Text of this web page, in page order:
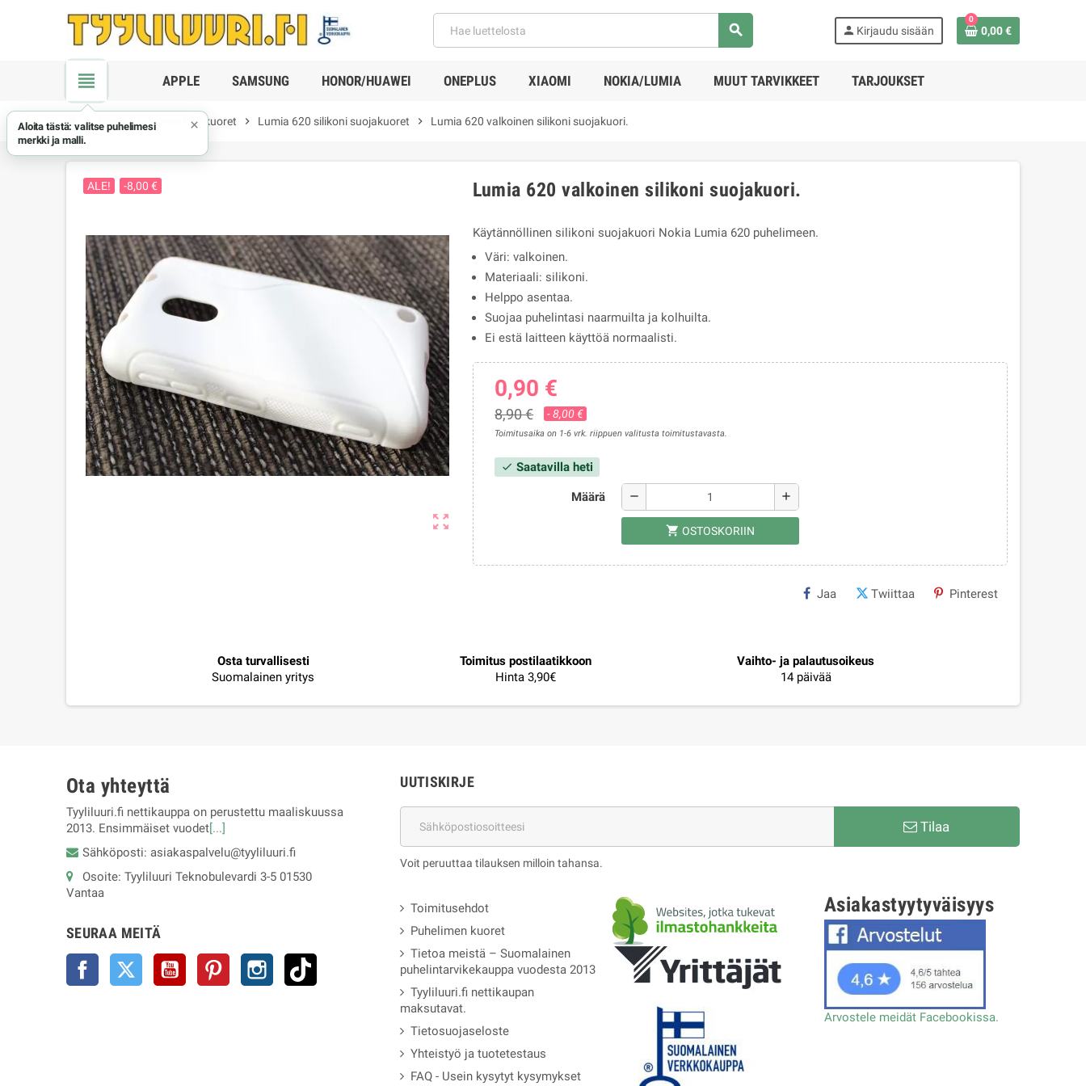
search person Kirjaudu sisään
0
0,00 €
view_headline APPLE SAMSUNG HONOR/HUAWEI ONEPLUS XIAOMI NOKIA/LUMIA MUUT TARVIKKEET TARJOUKSET
chevron_right Nokia chevron_right Lumia 620 kuoret chevron_right Lumia 620 silikoni suojakuoret chevron_right Lumia 620 valkoinen silikoni suojakuori.
zoom_out_map
ALE! -8,00 € Lumia 620 valkoinen silikoni suojakuori.
Käytännöllinen silikoni suojakuori Nokia Lumia 620 puhelimeen.
Väri: valkoinen.
Materiaali: silikoni.
Helppo asentaa.
Suojaa puhelintasi naarmuilta ja kolhuilta.
Ei estä laitteen käyttöä normaalisti.
0,90 €
8,90 € - 8,00 €
Toimitusaika on 1-6 vrk. riippuen valitusta toimitustavasta.
check Saatavilla heti
Määrä remove add
shopping_cart OSTOSKORIIN
Jaa Twiittaa Pinterest
Osta turvallisesti
Suomalainen yritys
Toimitus postilaatikkoon
Hinta 3,90€
Vaihto- ja palautusoikeus
14 päivää
Ota yhteyttä
Tyyliluuri.fi nettikauppa on perustettu maaliskuussa
2013. Ensimmäiset vuodet[...]
Sähköposti: asiakaspalvelu@tyyliluuri.fi
Osoite: Tyyliluuri Teknobulevardi 3-5 01530
Vantaa
SEURAA MEITÄ
Facebook Twitter YouTube Pinterest Instagram
UUTISKIRJE
Tilaa
Voit peruuttaa tilauksen milloin tahansa.
Toimitusehdot
Puhelimen kuoret
Tietoa meistä – Suomalainen
puhelintarvikekauppa vuodesta 2013
Tyyliluuri.fi nettikaupan
maksutavat.
Tietosuojaseloste
Yhteistyö ja tuotetestaus
FAQ - Usein kysytyt kysymykset
Asiakastyytyväisyys
Arvostele meidät Facebookissa.
Aloita tästä: valitse puhelimesi
merkki ja malli.
×